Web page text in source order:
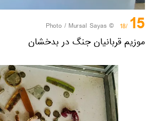
15
/18
© Photo / Mursal Sayas
موزیم قربانیان جنگ در بدخشان